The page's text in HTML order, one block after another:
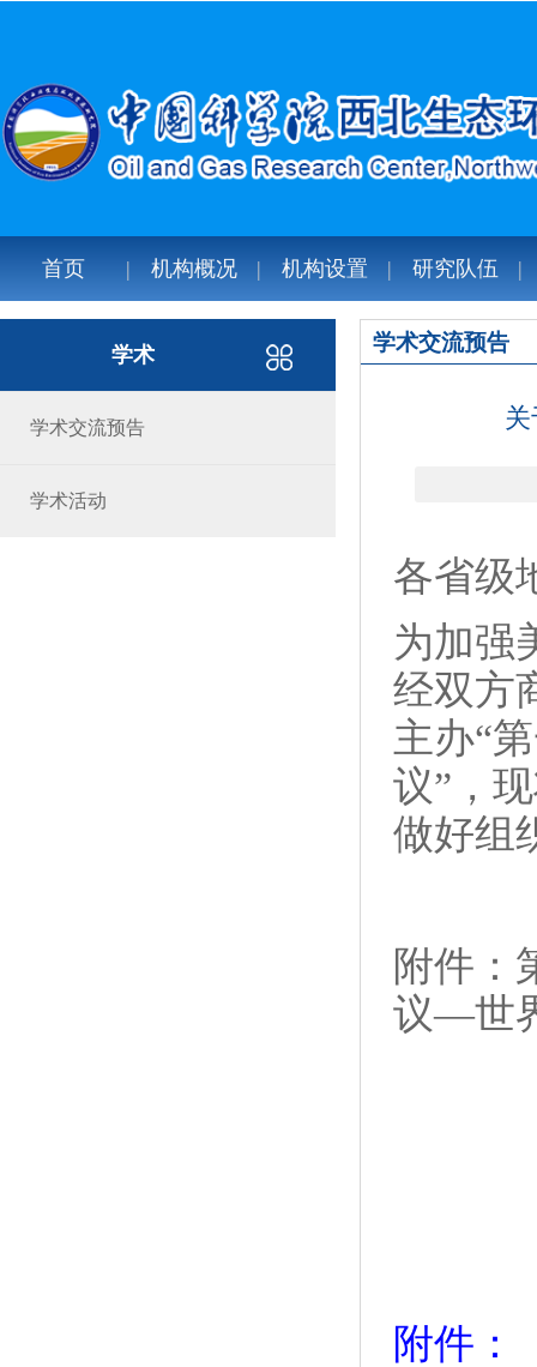
首页 机构概况 机构设置 研究队伍
学术交流预告
各省级
为加强
经双方
主办“
议”，
做好组
附件：
议—世
附件：
学术
学术交流预告
学术活动